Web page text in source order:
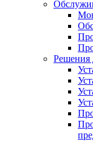
Решения